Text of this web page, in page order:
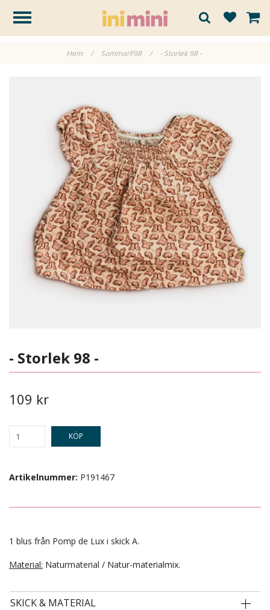
Hem / SommarF98 / - Storlek 98 -
- Storlek 98 -
109 kr
KÖP
Artikelnummer: P191467
1 blus från Pomp de Lux i skick A.
Material: Naturmaterial / Natur-materialmix.
SKICK & MATERIAL